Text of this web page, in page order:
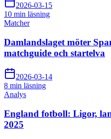
2026-03-15
10 min läsning
Matcher
Damlandslaget möter
matchguide och startelva
2026-03-14
8 min läsning
Analys
England fotboll: Ligor,
2025